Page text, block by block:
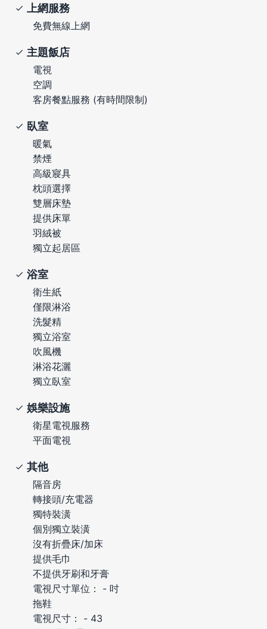
上網服務
免費無線上網
主題飯店
電視
空調
客房餐點服務 (有時間限制)
臥室
暖氣
禁煙
高級寢具
枕頭選擇
雙層床墊
提供床單
羽絨被
獨立起居區
浴室
衛生紙
僅限淋浴
洗髮精
獨立浴室
吹風機
淋浴花灑
獨立臥室
娛樂設施
衛星電視服務
平面電視
其他
隔音房
轉接頭/充電器
獨特裝潢
個別獨立裝潢
沒有折疊床/加床
提供毛巾
不提供牙刷和牙膏
電視尺寸單位： - 吋
拖鞋
電視尺寸： - 43